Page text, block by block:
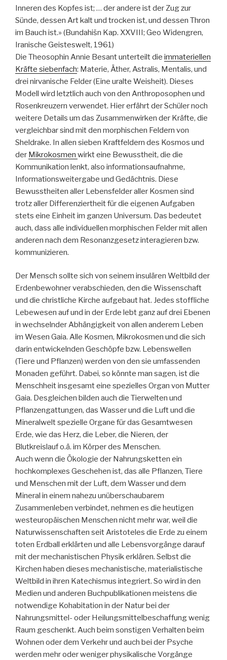
Inneren des Kopfes ist; … der andere ist der Zug zur
Sünde, dessen Art kalt und trocken ist, und dessen Thron
im Bauch ist.» (Bundahišn Kap. XXVIII; Geo Widengren,
Iranische Geisteswelt, 1961)
Die Theosophin Annie Besant unterteilt die immateriellen
Kräfte siebenfach: Materie, Äther, Astralis, Mentalis, und
drei nirvanische Felder (Eine uralte Weisheit). Dieses
Modell wird letztlich auch von den Anthroposophen und
Rosenkreuzern verwendet. Hier erfährt der Schüler noch
weitere Details um das Zusammenwirken der Kräfte, die
vergleichbar sind mit den morphischen Feldern von
Sheldrake. In allen sieben Kraftfeldern des Kosmos und
der Mikrokosmen wirkt eine Bewusstheit, die die
Kommunikation lenkt, also informationsaufnahme,
Informationsweitergabe und Gedächtnis. Diese
Bewusstheiten aller Lebensfelder aller Kosmen sind
trotz aller Differenziertheit für die eigenen Aufgaben
stets eine Einheit im ganzen Universum. Das bedeutet
auch, dass alle individuellen morphischen Felder mit allen
anderen nach dem Resonanzgesetz interagieren bzw.
kommunizieren.
Der Mensch sollte sich von seinem insulären Weltbild der
Erdenbewohner verabschieden, den die Wissenschaft
und die christliche Kirche aufgebaut hat. Jedes stoffliche
Lebewesen auf und in der Erde lebt ganz auf drei Ebenen
in wechselnder Abhängigkeit von allen anderem Leben
im Wesen Gaia. Alle Kosmen, Mikrokosmen und die sich
darin entwickelnden Geschöpfe bzw. Lebenswellen
(Tiere und Pflanzen) werden von den sie umfassenden
Monaden geführt. Dabei, so könnte man sagen, ist die
Menschheit insgesamt eine spezielles Organ von Mutter
Gaia. Desgleichen bilden auch die Tierwelten und
Pflanzengattungen, das Wasser und die Luft und die
Mineralwelt spezielle Organe für das Gesamtwesen
Erde, wie das Herz, die Leber, die Nieren, der
Blutkreislauf o.ä. im Körper des Menschen.
Auch wenn die Ökologie der Nahrungsketten ein
hochkomplexes Geschehen ist, das alle Pflanzen, Tiere
und Menschen mit der Luft, dem Wasser und dem
Mineral in einem nahezu unüberschaubarem
Zusammenleben verbindet, nehmen es die heutigen
westeuropäischen Menschen nicht mehr war, weil die
Naturwissenschaften seit Aristoteles die Erde zu einem
toten Erdball erklärten und alle Lebensvorgänge darauf
mit der mechanistischen Physik erklären. Selbst die
Kirchen haben dieses mechanistische, materialistische
Weltbild in ihren Katechismus integriert. So wird in den
Medien und anderen Buchpublikationen meistens die
notwendige Kohabitation in der Natur bei der
Nahrungsmittel- oder Heilungsmittelbeschaffung wenig
Raum geschenkt. Auch beim sonstigen Verhalten beim
Wohnen oder dem Verkehr und auch bei der Psyche
werden mehr oder weniger physikalische Vorgänge